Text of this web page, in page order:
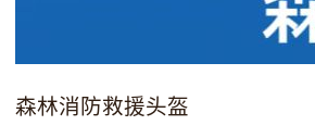
森林消防救援头盔